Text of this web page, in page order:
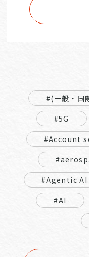
#(一般・国
#5G
#Account
#Agentic AI
#AI